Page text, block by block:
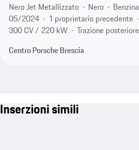
Nero Jet Metallizzato
Nero Benzina
05/2024
1 proprietario precedente
300 CV / 220 kW
Trazione posteriore
Centro Porsche Brescia
Inserzioni simili